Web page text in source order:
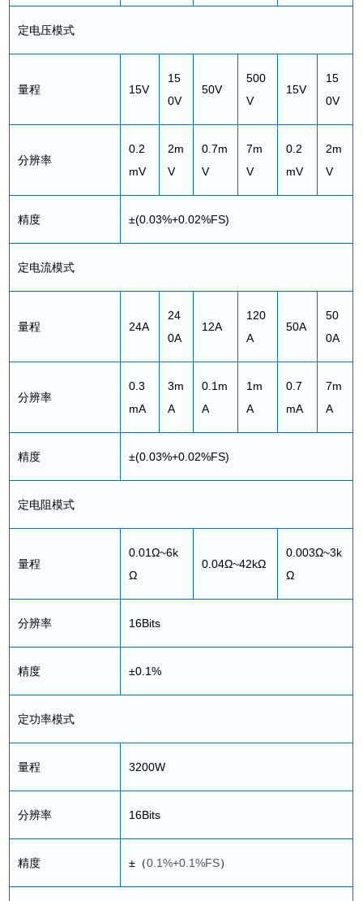
定电压模式
量程 15V
15
0V
50V
500
V
15V
15
0V
分辨率
0.2
mV
2m
V
0.7m
V
7m
V
0.2
mV
2m
V
精度 ±(0.03%+0.02%FS)
定电流模式
量程 24A
24
0A
12A
120
A
50A
50
0A
分辨率
0.3
mA
3m
A
0.1m
A
1m
A
0.7
mA
7m
A
精度 ±(0.03%+0.02%FS)
定电阻模式
量程
0.01Ω~6k
Ω
0.04Ω~42kΩ
0.003Ω~3k
Ω
分辨率 16Bits
精度 ±0.1%
定功率模式
量程 3200W
分辨率 16Bits
精度 ± （0.1%+0.1%FS）